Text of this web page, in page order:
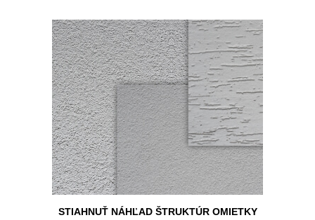
STIAHNUŤ NÁHĽAD ŠTRUKTÚR OMIETKY